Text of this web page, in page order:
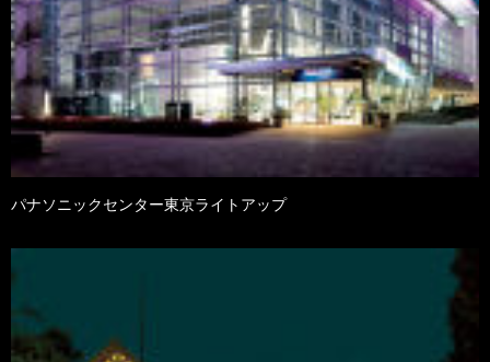
パナソニックセンター東京ライトアップ